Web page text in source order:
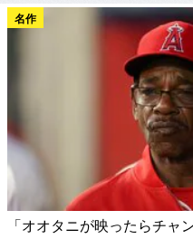
名作
「オオタニが映ったらチャ